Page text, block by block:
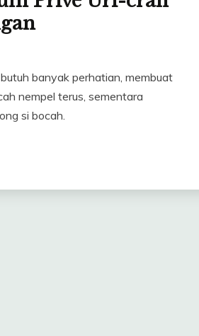
banyak perhatian, membuat
nempel terus, sementara
si bocah.